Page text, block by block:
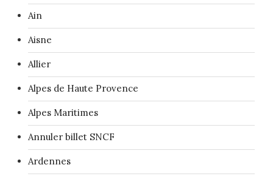
Ain
Aisne
Allier
Alpes de Haute Provence
Alpes Maritimes
Annuler billet SNCF
Ardennes